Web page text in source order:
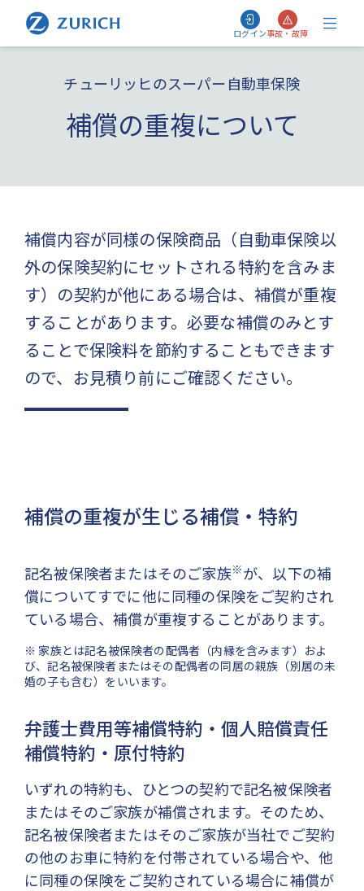
ログイン事故・故障
チューリッヒのスーパー自動車保険
補償の重複について
補償内容が同様の保険商品（自動車保険以
外の保険契約にセットされる特約を含みま
す）の契約が他にある場合は、補償が重複
することがあります。必要な補償のみとす
ることで保険料を節約することもできます
ので、お見積り前にご確認ください。
補償の重複が生じる補償・特約
記名被保険者またはそのご家族※が、以下の補
償についてすでに他に同種の保険をご契約され
ている場合、補償が重複することがあります。
※ 家族とは記名被保険者の配偶者（内縁を含みます）およ
び、記名被保険者またはその配偶者の同居の親族（別居の未
婚の子も含む）をいいます。
弁護士費用等補償特約・個人賠償責任
補償特約・原付特約
いずれの特約も、ひとつの契約で記名被保険者
またはそのご家族が補償されます。そのため、
記名被保険者またはそのご家族が当社でご契約
の他のお車に特約を付帯されている場合や、他
に同種の保険をご契約されている場合に補償が